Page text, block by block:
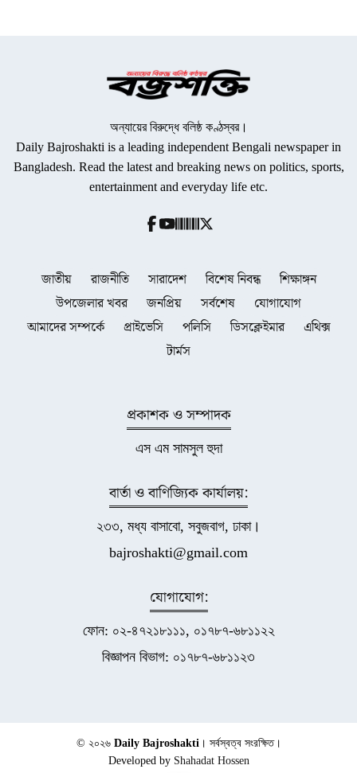
অন্যায়ের বিরুদ্ধে বলিষ্ঠ কণ্ঠস্বর।
Daily Bajroshakti is a leading independent Bengali newspaper in
Bangladesh. Read the latest and breaking news on politics, sports,
entertainment and everyday life etc.
জাতীয় রাজনীতি সারাদেশ বিশেষ নিবন্ধ
শিক্ষাঙ্গন
উপজেলার খবর
জনপ্রিয় সর্বশেষ
যোগাযোগ
আমাদের সম্পর্কে
প্রাইভেসি পলিসি ডিসক্লেইমার
এথিক্স
টার্মস
প্রকাশক ও সম্পাদক
এস এম সামসুল হুদা
বার্তা ও বাণিজ্যিক কার্যালয়:
২৩৩, মধ্য বাসাবো, সবুজবাগ, ঢাকা।
bajroshakti@gmail.com
যোগাযোগ:
ফোন: ০২-৪৭২১৮১১১, ০১৭৮৭-৬৮১১২২
বিজ্ঞাপন বিভাগ: ০১৭৮৭-৬৮১১২৩
© ২০২৬ Daily Bajroshakti । সর্বস্বত্ব সংরক্ষিত।
Developed by Shahadat Hossen